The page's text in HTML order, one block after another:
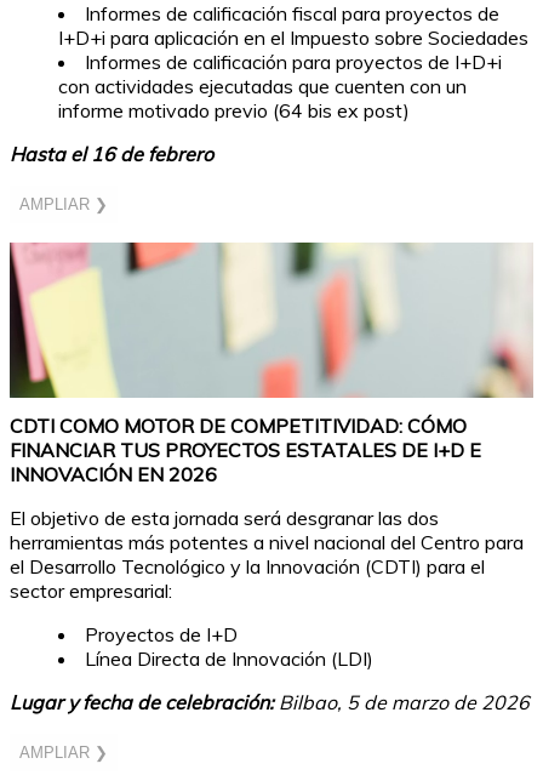
Informes de calificación fiscal para proyectos de
I+D+i para aplicación en el Impuesto sobre Sociedades
Informes de calificación para proyectos de I+D+i
con actividades ejecutadas que cuenten con un
informe motivado previo (64 bis ex post)
Hasta el 16 de febrero
AMPLIAR ❯
CDTI COMO MOTOR DE COMPETITIVIDAD: CÓMO
FINANCIAR TUS PROYECTOS ESTATALES DE I+D E
INNOVACIÓN EN 2026
El objetivo de esta jornada será desgranar las dos
herramientas más potentes a nivel nacional del Centro para
el Desarrollo Tecnológico y la Innovación (CDTI) para el
sector empresarial:
Proyectos de I+D
Línea Directa de Innovación (LDI)
Lugar y fecha de celebración:Bilbao, 5 de marzo de 2026
AMPLIAR ❯